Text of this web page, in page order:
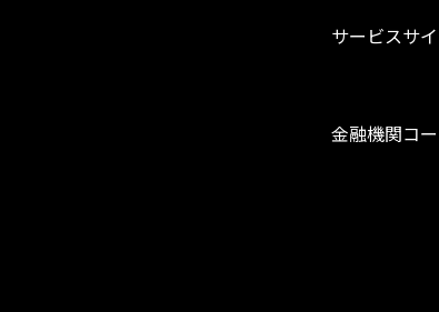
サービスサ
金融機関コ